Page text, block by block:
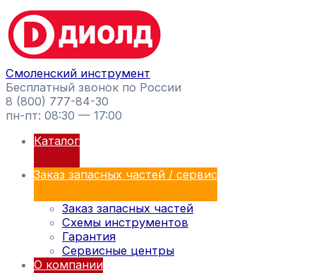
Перейти
к
содержимому
Смоленский инструмент
Бесплатный звонок по России
8 (800) 777-84-30
пн-пт: 08:30 — 17:00
Каталог
Заказ запасных частей / сервис
Заказ запасных частей
Схемы инструментов
Гарантия
Сервисные центры
О компании
Поиск
товаров